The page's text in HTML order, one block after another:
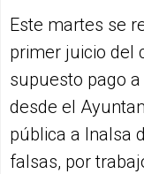
Este martes se
primer juicio del
supuesto pago
desde el
pública a Inalsa
falsas, por